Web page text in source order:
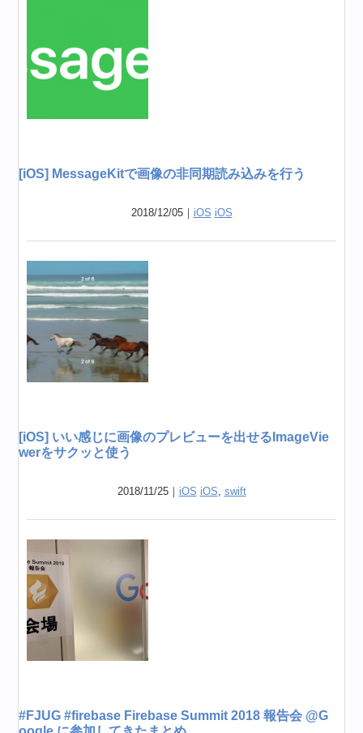
[iOS] MessageKitで画像の非同期読み込みを行う
2018/12/05｜ iOS iOS
[iOS] いい感じに画像のプレビューを出せるImageVie
werをサクッと使う
2018/11/25｜ iOS iOS, swift
#FJUG #firebase Firebase Summit 2018 報告会 @G